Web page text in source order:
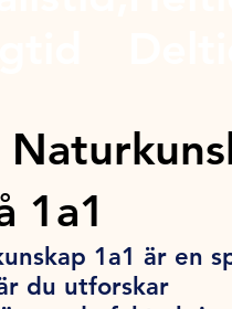
1a1
1a1 är en
du utforskar